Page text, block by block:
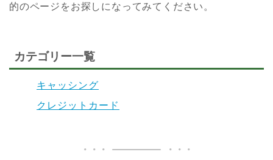
的のページをお探しになってみてください。
カテゴリー一覧
キャッシング
クレジットカード